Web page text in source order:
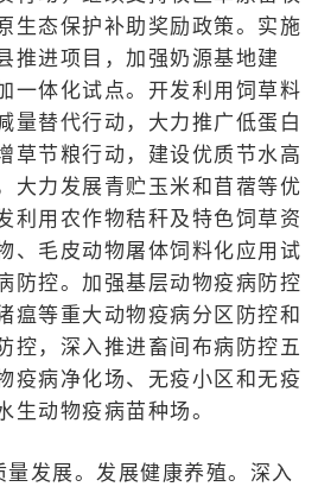
生态保护补助奖励政策。实施
推进项目，加强奶源基地建
一体化试点。开发利用饲草料
量替代行动，大力推广低蛋白
草节粮行动，建设优质节水高
大力发展青贮玉米和苜蓿等优
利用农作物秸秆及特色饲草资
、毛皮动物屠体饲料化应用试
防控。加强基层动物疫病防控
瘟等重大动物疫病分区防控和
控，深入推进畜间布病防控五
疫病净化场、无疫小区和无疫
生动物疫病苗种场。
发展。发展健康养殖。深入